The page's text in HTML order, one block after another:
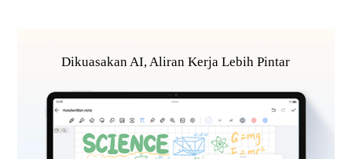
Dikuasakan AI, Aliran Kerja Lebih Pintar